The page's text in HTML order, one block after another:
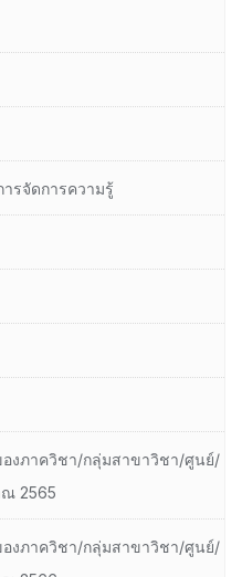
รจัดการความรู้
งภาควิชา/กลุ่มสาขาวิชา/ศูนย์/
ณ 2565
งภาควิชา/กลุ่มสาขาวิชา/ศูนย์/